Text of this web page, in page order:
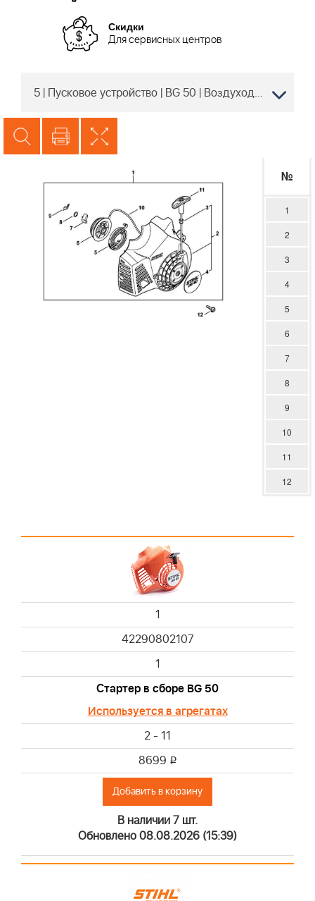
Скидки
Для сервисных центров
5 | Пусковое устройство | BG 50 | Воздуходувка STIHL | Запчасти по России и СПБ | Сервисное обслуживание
№
1
2
3
4
5
6
7
8
9
10
11
12
1
42290802107
1
Стартер в сборе BG 50
Используется в агрегатах
2 - 11
8699 i
Добавить в корзину
В наличии 7 шт.
Обновлено 08.08.2026 (15:39)